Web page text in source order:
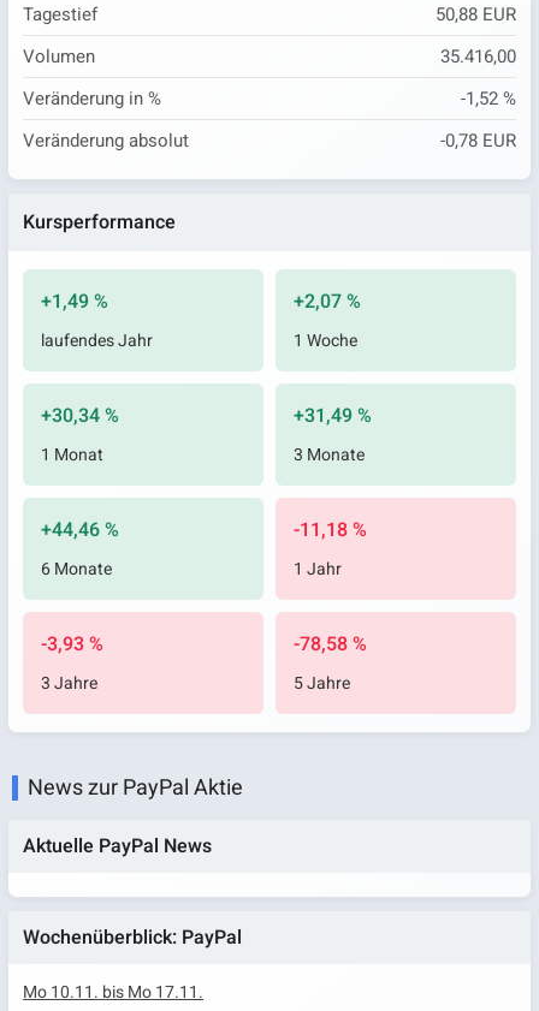
Tagestief
50,88 EUR
Volumen
35.416,00
Veränderung in %
-1,52 %
Veränderung absolut
-0,78 EUR
Kursperformance
+1,49 %
laufendes Jahr
+2,07 %
1 Woche
+30,34 %
1 Monat
+31,49 %
3 Monate
+44,46 %
6 Monate
-11,18 %
1 Jahr
-3,93 %
3 Jahre
-78,58 %
5 Jahre
News zur PayPal Aktie
Aktuelle PayPal News
Wochenüberblick: PayPal
Mo 10.11. bis Mo 17.11.